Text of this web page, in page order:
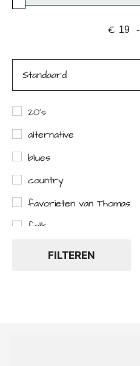
€ -
Sorteer producten
20's
alternative
blues
country
favorieten van Thomas
folk
hard rock
FILTEREN